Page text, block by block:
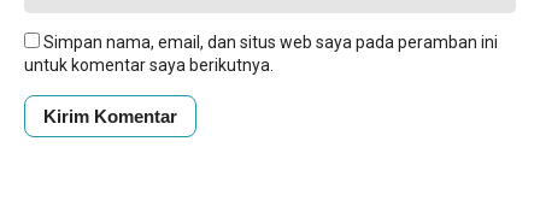
Simpan nama, email, dan situs web saya pada peramban ini
untuk komentar saya berikutnya.